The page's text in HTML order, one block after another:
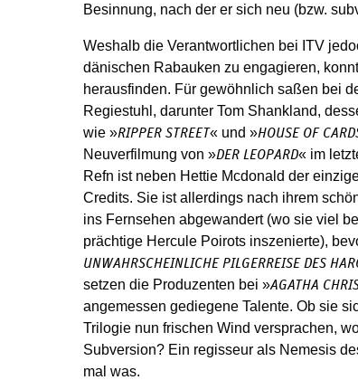
Besinnung, nach der er sich neu (bzw.
Weshalb die Verantwortlichen bei ITV
dänischen Rabauken zu engagieren,
herausfinden. Für gewöhnlich saßen bei
Regiestuhl, darunter Tom Shankland,
wie »RIPPER STREET« und »HOUSE OF
Neuverfilmung von »DER LEOPARD« im
Refn ist neben Hettie Mcdonald der
Credits. Sie ist allerdings nach ihrem
ins Fernsehen abgewandert (wo sie viel
prächtige Hercule Poirots inszenierte),
UNWAHRSCHEINLICHE PILGERREISE DES
setzen die Produzenten bei »AGATHA
angemessen gediegene Talente. Ob sie
Trilogie nun frischen Wind versprachen,
Subversion? Ein regisseur als Nemesis
mal was.